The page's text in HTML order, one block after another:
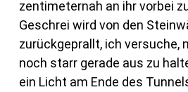
zentimeternah an ihr vorbei
Geschrei wird von den
zurückgeprallt, ich versuche,
noch starr gerade aus zu
ein Licht am Ende des